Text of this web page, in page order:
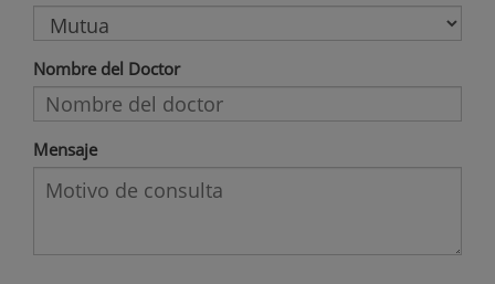
Nombre del Doctor
Mensaje